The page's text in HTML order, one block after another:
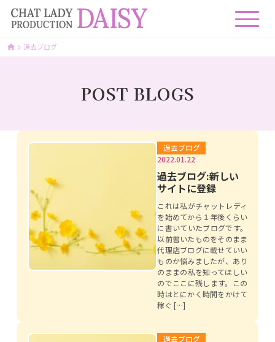
過去ブログ
POST BLOGS
過去ブログ
2022.01.22
過去ブログ:新しい
サイトに登録
これは私がチャットレディ
を始めてから１年後くらい
に書いていたブログです。
以前書いたものをそのまま
代理店ブログに載せていい
ものか悩みましたが、あり
のままの私を知ってほしい
のでここに残します。この
時はとにかく時間をかけて
稼ぐ […]
過去ブログ